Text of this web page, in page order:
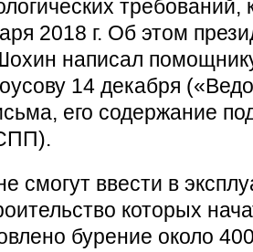
требований,
2018 г. Об этом
написал
14 декабря
его содержание
смогут ввести в
которых
бурение около